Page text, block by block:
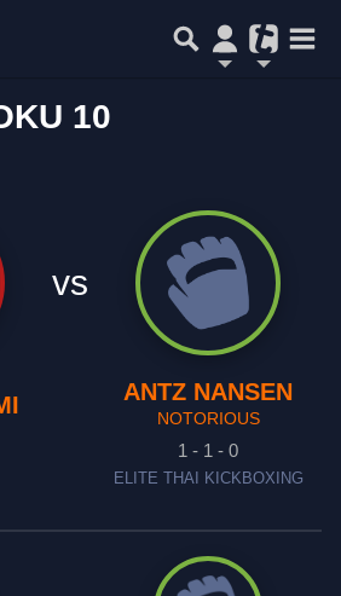
10
vs
ANTZ NANSEN
NOTORIOUS
1 - 1 - 0
ELITE THAI KICKBOXING